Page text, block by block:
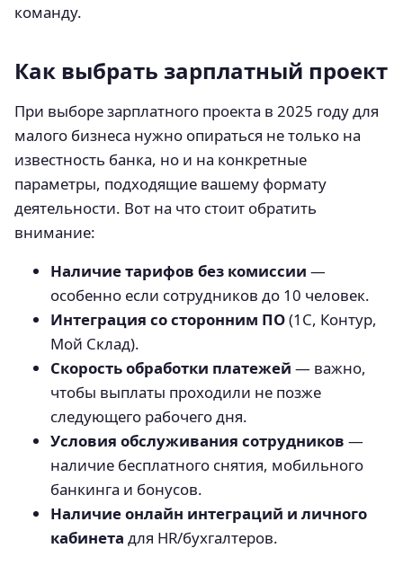
команду.
Как выбрать зарплатный проект
При выборе зарплатного проекта в 2025 году для
малого бизнеса нужно опираться не только на
известность банка, но и на конкретные
параметры, подходящие вашему формату
деятельности. Вот на что стоит обратить
внимание:
Наличие тарифов без комиссии —
особенно если сотрудников до 10 человек.
Интеграция со сторонним ПО(1С, Контур,
Мой Склад).
Скорость обработки платежей — важно,
чтобы выплаты проходили не позже
следующего рабочего дня.
Условия обслуживания сотрудников —
наличие бесплатного снятия, мобильного
банкинга и бонусов.
Наличие онлайн интеграций и личного
кабинета для HR/бухгалтеров.